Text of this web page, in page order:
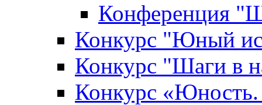
Конференция
Конкурс "Юный
Конкурс "Шаги в
Конкурс «Юность.